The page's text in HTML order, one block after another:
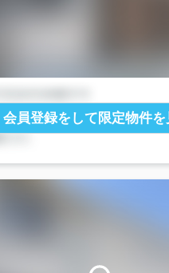
会員登録をして限定物件を